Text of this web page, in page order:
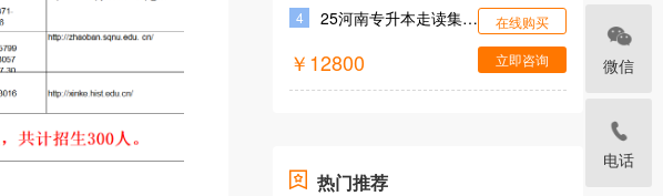
4 25河南专升本走读集训营
￥12800
在线购买
立即咨询
热门推荐
微信
电话